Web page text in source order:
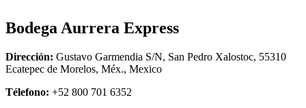
Bodega Aurrera Express
Dirección: Gustavo Garmendia S/N, San Pedro Xalostoc, 55310
Ecatepec de Morelos, Méx., Mexico
Télefono: +52 800 701 6352